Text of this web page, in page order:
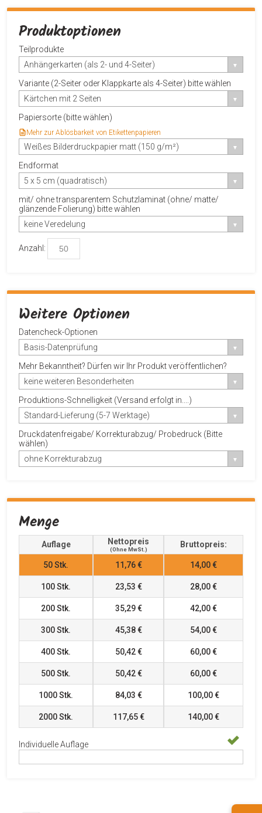
Produktoptionen
Teilprodukte
Anhängerkarten (als 2- und 4-Seiter)
Variante (2-Seiter oder Klappkarte als 4-Seiter) bitte wählen
Kärtchen mit 2 Seiten
Papiersorte (bitte wählen)
Mehr zur Ablösbarkeit von Etikettenpapieren
Weißes Bilderdruckpapier matt (150 g/m²)
Endformat
5 x 5 cm (quadratisch)
mit/ ohne transparentem Schutzlaminat (ohne/ matte/
glänzende Folierung) bitte wählen
keine Veredelung
Anzahl:
Weitere Optionen
Datencheck-Optionen
Basis-Datenprüfung
Mehr Bekanntheit? Dürfen wir Ihr Produkt veröffentlichen?
keine weiteren Besonderheiten
Produktions-Schnelligkeit (Versand erfolgt in....)
Standard-Lieferung (5-7 Werktage)
Druckdatenfreigabe/ Korrekturabzug/ Probedruck (Bitte
wählen)
ohne Korrekturabzug
Menge
Auflage Nettopreis
(ohne MwSt.)
Bruttopreis:
50Stk. 11,76 € 14,00 €
100Stk. 23,53 € 28,00 €
200Stk. 35,29 € 42,00 €
300Stk. 45,38 € 54,00 €
400Stk. 50,42 € 60,00 €
500Stk. 50,42 € 60,00 €
1000Stk. 84,03 € 100,00 €
2000Stk. 117,65 € 140,00 €
Individuelle Auflage